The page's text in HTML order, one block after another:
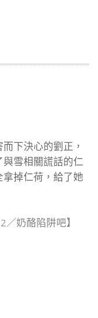
下決心的劉正，
雪相關謊話的仁
掉仁荷，給了她
／奶酪陷阱吧】